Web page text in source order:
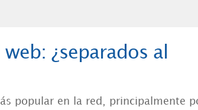
web: ¿separados al
popular en la red, principalmente